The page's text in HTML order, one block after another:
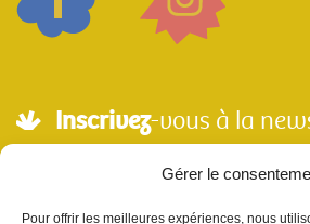
Gérer le
Pour offrir les meilleures expériences, nous
Inscrivez-vous à la